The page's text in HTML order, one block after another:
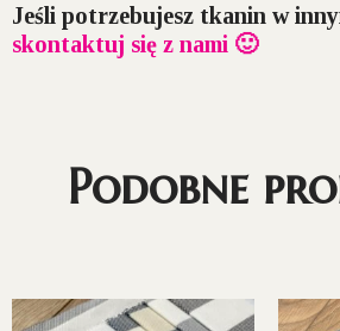
Jeśli potrzebujesz tkanin w
skontaktuj się z nami 🙂
Podobne